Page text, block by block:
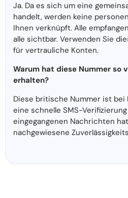
Ja. Da es sich um eine
handelt, werden keine
Ihnen verknüpft. Alle
alle sichtbar. Verwenden Sie
für vertrauliche Konten.
Warum hat diese Nummer so
erhalten?
Diese britische Nummer ist
eine schnelle SMS-
eingegangenen Nachrichten
nachgewiesene